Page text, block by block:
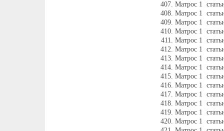
Матрос 1
Матрос 1
Матрос 1
Матрос 1
Матрос 1
Матрос 1
Матрос 1
Матрос 1
Матрос 1
Матрос 1
Матрос 1
Матрос 1
Матрос 1
Матрос 1